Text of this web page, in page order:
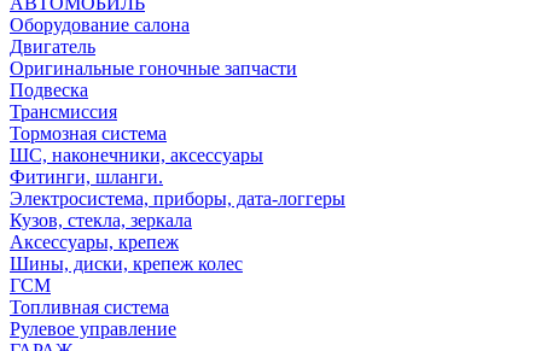
Оборудование салона
Двигатель
Оригинальные гоночные запчасти
Подвеска
Трансмиссия
Тормозная система
ШС, наконечники, аксессуары
Фитинги, шланги.
Электросистема, приборы, дата-логгеры
Кузов, стекла, зеркала
Аксессуары, крепеж
Шины, диски, крепеж колес
ГСМ
Топливная система
Рулевое управление